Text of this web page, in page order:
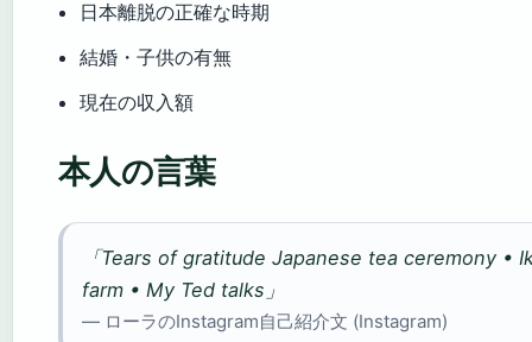
日本離脱の正確な時期
結婚・子供の有無
現在の収入額
本人の言葉
「Tears of gratitude Japanese tea ceremony •
farm • My Ted talks」
— ローラのInstagram自己紹介文 (Instagram)